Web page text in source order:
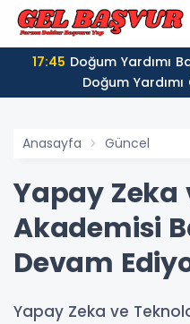
17:45
Doğum
Anasayfa Güncel
Yapay Zeka
Akademisi
Devam
Yapay Zeka ve